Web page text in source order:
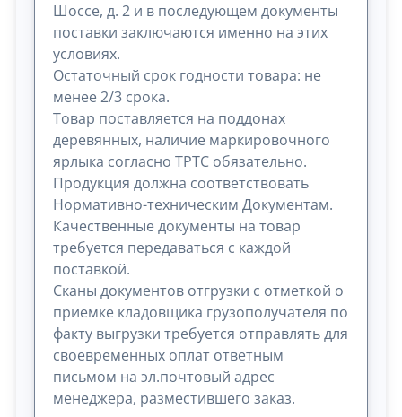
Шоссе, д. 2 и в последующем документы
поставки заключаются именно на этих
условиях.
Остаточный срок годности товара: не
менее 2/3 срока.
Товар поставляется на поддонах
деревянных, наличие маркировочного
ярлыка согласно ТРТС обязательно.
Продукция должна соответствовать
Нормативно-техническим Документам.
Качественные документы на товар
требуется передаваться с каждой
поставкой.
Сканы документов отгрузки с отметкой о
приемке кладовщика грузополучателя по
факту выгрузки требуется отправлять для
своевременных оплат ответным
письмом на эл.почтовый адрес
менеджера, разместившего заказ.